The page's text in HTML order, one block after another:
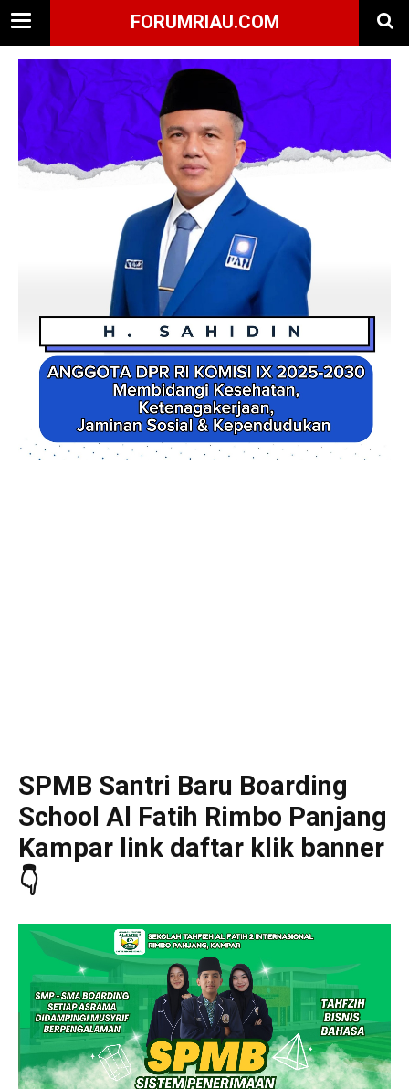
FORUMRIAU.COM
SPMB Santri Baru Boarding
School Al Fatih Rimbo Panjang
Kampar link daftar klik banner
👇